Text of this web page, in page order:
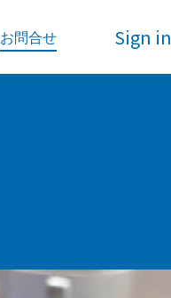
お問合せ Sign in